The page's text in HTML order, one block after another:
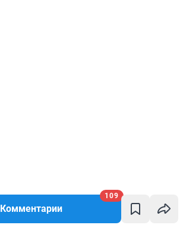
Комментарии
109